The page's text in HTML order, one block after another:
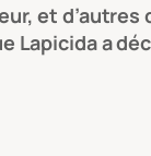
et
a